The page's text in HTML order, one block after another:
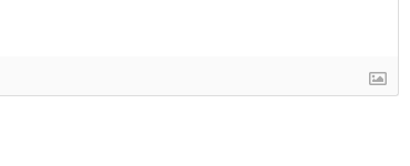
platform Electric Global Module Platform